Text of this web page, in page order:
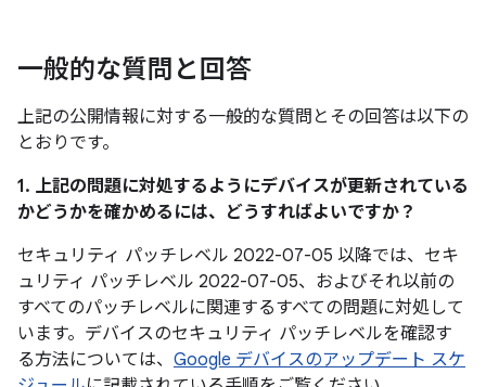
一般的な質問と回答
上記の公開情報に対する一般的な質問とその回答は以下の
とおりです。
1. 上記の問題に対処するようにデバイスが更新されている
かどうかを確かめるには、どうすればよいですか？
セキュリティ パッチレベル 2022-07-05 以降では、セキ
ュリティ パッチレベル 2022-07-05、およびそれ以前の
すべてのパッチレベルに関連するすべての問題に対処して
います。デバイスのセキュリティ パッチレベルを確認す
る方法については、 Google デバイスのアップデート スケ